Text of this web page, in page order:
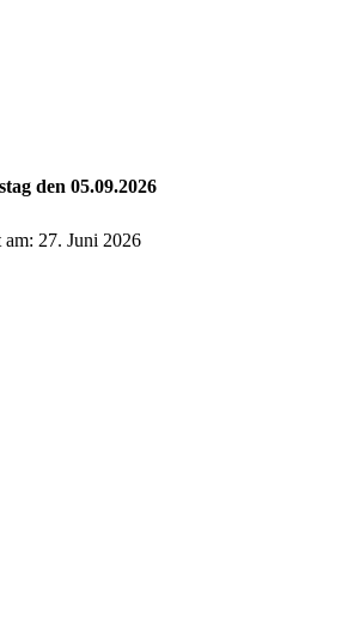
den 05.09.2026
27. Juni 2026